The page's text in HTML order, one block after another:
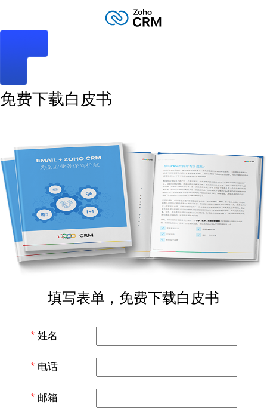
免费下载白皮书
填写表单，免费下载白皮书
* 姓名
* 电话
* 邮箱